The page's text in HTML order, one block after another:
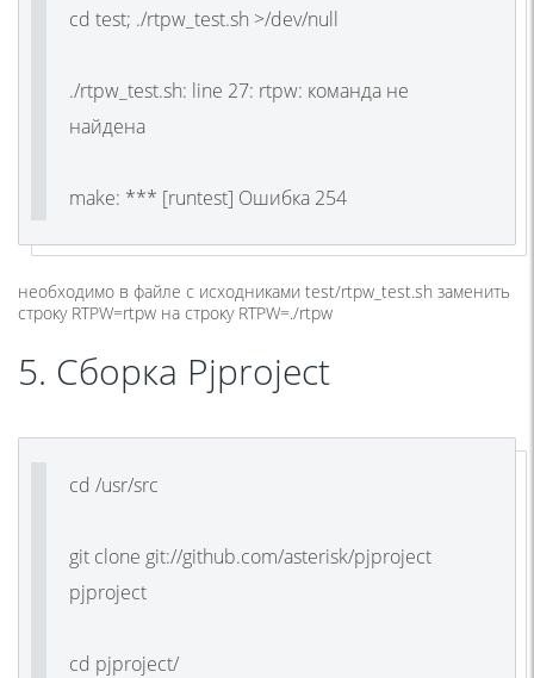
cd test; ./rtpw_test.sh >/dev/null
./rtpw_test.sh: line 27: rtpw: команда не
найдена
make: *** [runtest] Ошибка 254
необходимо в файле с исходниками test/rtpw_test.sh заменить
строку RTPW=rtpw на строку RTPW=./rtpw
5. Сборка Pjproject
cd /usr/src
git clone git://github.com/asterisk/pjproject
pjproject
cd pjproject/